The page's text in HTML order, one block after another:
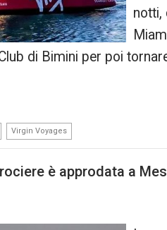
notti,
di Bimini per poi
Virgin Voyages
è approdata a